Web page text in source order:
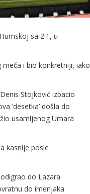
sa 2:1, u
i bio konkretniji, iako
Stojković izbacio
‘desetka’ došla do
usamljenog Umara
kasnije posle
do Lazara
do imenjaka